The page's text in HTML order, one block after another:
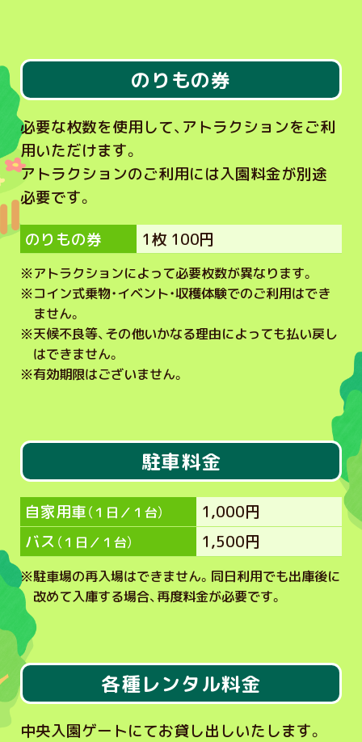
のりもの券
必要な枚数を使用して、アトラクションをご利
用いただけます。
アトラクションのご利用には入園料金が別途
必要です。
のりもの券
1枚 100円
※アトラクションによって必要枚数が異なります。
※コイン式乗物・イベント・収穫体験でのご利用はでき
ません。
※天候不良等、その他いかなる理由によっても払い戻し
はできません。
※有効期限はございません。
駐車料金
自家用車（１日／１台）
1,000円
バス （１日／１台） 1,500円
※駐車場の再入場はできません。同日利用でも出庫後に
改めて入庫する場合、再度料金が必要です。
各種レンタル料金
中央入園ゲートにてお貸し出しいたします。